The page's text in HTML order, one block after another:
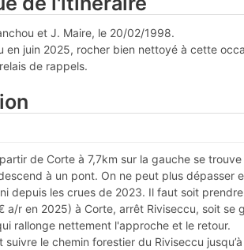
et J. Maire, le 20/02/1998.
en juin 2025, rocher bien nettoyé à cette
de rappels.
de Corte à 7,7km sur la gauche se trouve
à un pont. On ne peut plus dépasser
depuis les crues de 2023. Il faut soit
a/r en 2025) à Corte, arrêt Riviseccu, soit se
rallonge nettement l'approche et le retour.
suivre le chemin forestier du Riviseccu